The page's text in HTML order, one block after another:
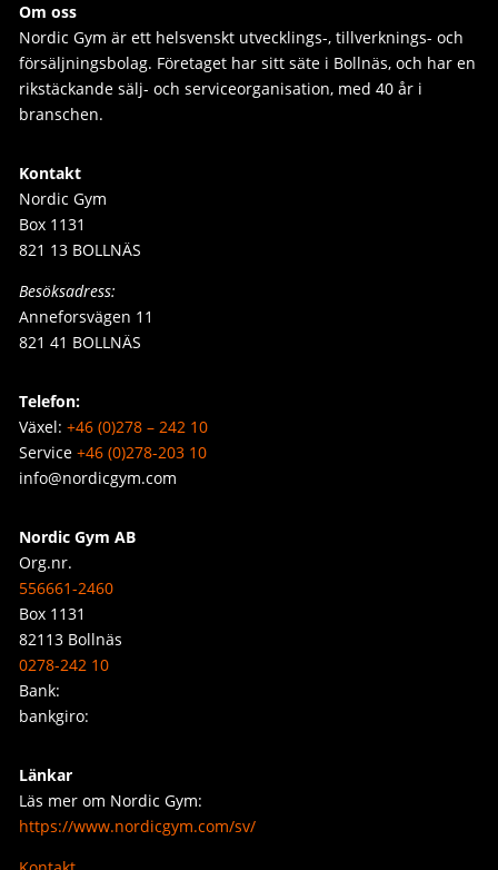
Om oss
Nordic Gym är ett helsvenskt utvecklings-, tillverknings- och
försäljningsbolag. Företaget har sitt säte i Bollnäs, och har en
rikstäckande sälj- och serviceorganisation, med 40 år i
branschen.
Kontakt
Nordic Gym
Box 1131
821 13 BOLLNÄS
Besöksadress:
Anneforsvägen 11
821 41 BOLLNÄS
Telefon:
Växel: +46 (0)278 – 242 10
Service +46 (0)278-203 10
info@nordicgym.com
Nordic Gym AB
Org.nr.
556661-2460
Box 1131
82113 Bollnäs
0278-242 10
Bank:
bankgiro:
Länkar
Läs mer om Nordic Gym:
https://www.nordicgym.com/sv/